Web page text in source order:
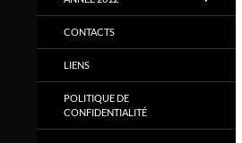
CONTACTS
LIENS
POLITIQUE DE
CONFIDENTIALITÉ